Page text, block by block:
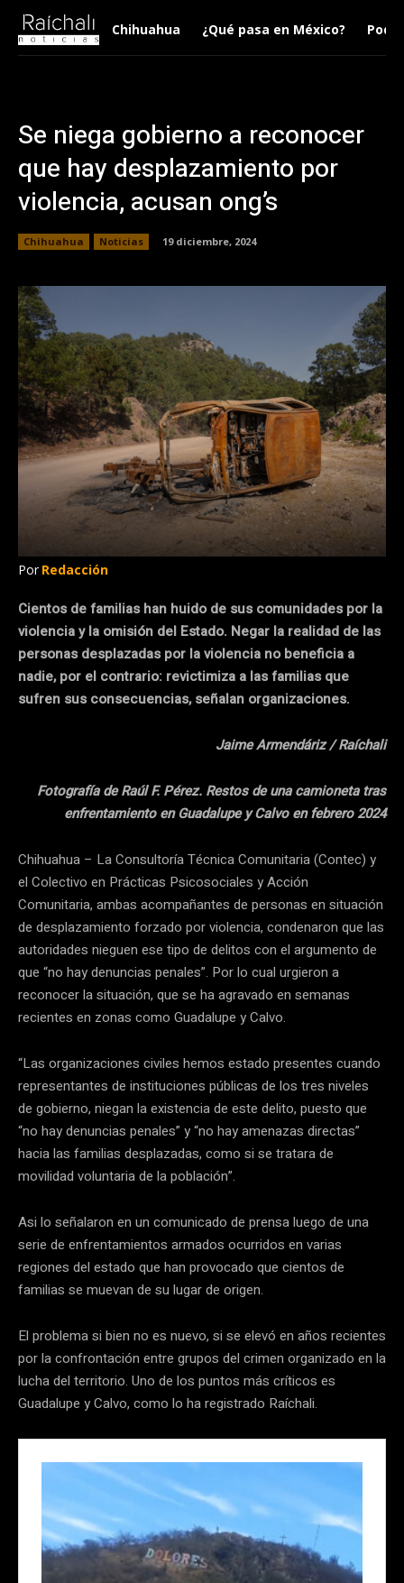
Chihuahua ¿Qué pasa en México?
Se niega gobierno a reconocer
que hay desplazamiento por
violencia, acusan ong’s
Chihuahua Noticias 19 diciembre, 2024
Por Redacción
Cientos de familias han huido de sus comunidades por la
violencia y la omisión del Estado. Negar la realidad de las
personas desplazadas por la violencia no beneficia a
nadie, por el contrario: revictimiza a las familias que
sufren sus consecuencias, señalan organizaciones.
Jaime Armendáriz / Raíchali
Fotografía de Raúl F. Pérez. Restos de una camioneta tras
enfrentamiento en Guadalupe y Calvo en febrero 2024
Chihuahua – La Consultoría Técnica Comunitaria (Contec) y
el Colectivo en Prácticas Psicosociales y Acción
Comunitaria, ambas acompañantes de personas en situación
de desplazamiento forzado por violencia, condenaron que las
autoridades nieguen ese tipo de delitos con el argumento de
que “no hay denuncias penales”. Por lo cual urgieron a
reconocer la situación, que se ha agravado en semanas
recientes en zonas como Guadalupe y Calvo.
“Las organizaciones civiles hemos estado presentes cuando
representantes de instituciones públicas de los tres niveles
de gobierno, niegan la existencia de este delito, puesto que
“no hay denuncias penales” y “no hay amenazas directas”
hacia las familias desplazadas, como si se tratara de
movilidad voluntaria de la población”.
Asi lo señalaron en un comunicado de prensa luego de una
serie de enfrentamientos armados ocurridos en varias
regiones del estado que han provocado que cientos de
familias se muevan de su lugar de origen.
El problema si bien no es nuevo, si se elevó en años recientes
por la confrontación entre grupos del crimen organizado en la
lucha del territorio. Uno de los puntos más críticos es
Guadalupe y Calvo, como lo ha registrado Raíchali.